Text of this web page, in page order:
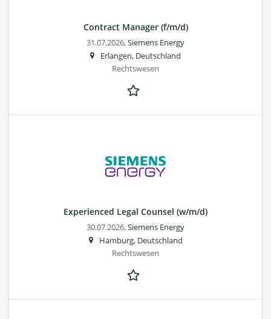
Contract Manager (f/m/d)
31.07.2026,Siemens Energy
Erlangen, Deutschland
Rechtswesen
Experienced Legal Counsel (w/m/d)
30.07.2026,Siemens Energy
Hamburg, Deutschland
Rechtswesen